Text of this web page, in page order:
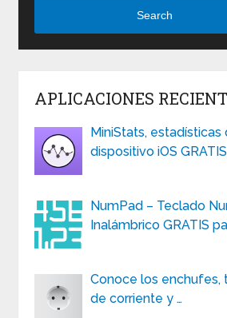
Search
APLICACIONES
MiniStats, estadísticas
dispositivo iOS
NumPad – Teclado
Inalámbrico GRATIS
Conoce los enchufes,
de corriente y …